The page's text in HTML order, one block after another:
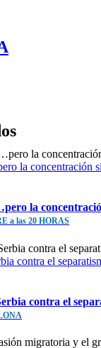
la
la
a las 20 HORAS
contra el
contra el